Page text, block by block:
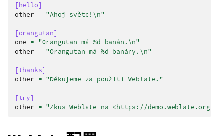
[hello]
other = "Ahoj světe! \n"
[orangutan]
one = "Orangutan má %d banán. \n"
other = "Orangutan má %d banány. \n"
[thanks]
other = "Děkujeme za použití Weblate."
[try]
other = "Zkus Weblate na <https://demo.weblate.org/